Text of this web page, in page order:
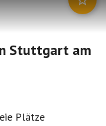
Stuttgart am
Plätze